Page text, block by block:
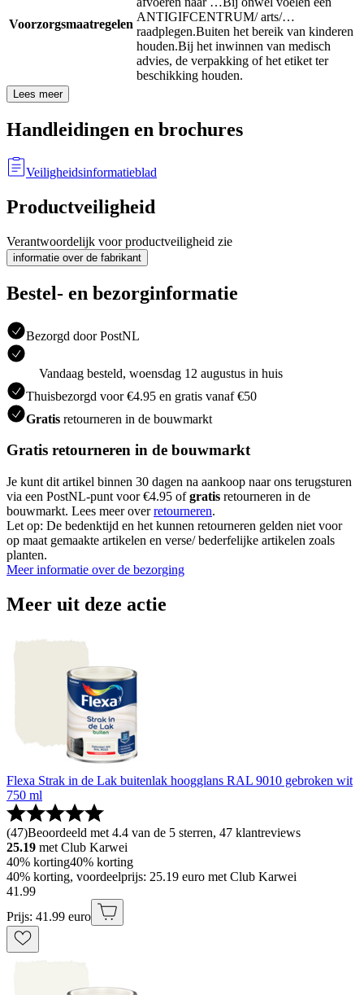
Voorzorgsmaatregelen
ANTIGIFCENTRUM/ arts/…
raadplegen.Buiten het bereik van kinderen
houden.Bij het inwinnen van medisch
advies, de verpakking of het etiket ter
beschikking houden.
Lees meer
Handleidingen en brochures
Veiligheidsinformatieblad
Productveiligheid
Verantwoordelijk voor productveiligheid zie
informatie over de fabrikant
Bestel- en bezorginformatie
Bezorgd door PostNL
Vandaag besteld, woensdag 12 augustus in huis
Thuisbezorgd voor €4.95 en gratis vanaf €50
Gratis retourneren in de bouwmarkt
Gratis retourneren in de bouwmarkt
Je kunt dit artikel binnen 30 dagen na aankoop naar ons terugsturen
via een PostNL-punt voor €4.95 ofgratis retourneren in de
bouwmarkt. Lees meer overretourneren.
Let op: De bedenktijd en het kunnen retourneren gelden niet voor
op maat gemaakte artikelen en verse/ bederfelijke artikelen zoals
planten.
Meer informatie over de bezorging
Meer uit deze actie
Flexa Strak in de Lak buitenlak hoogglans RAL 9010 gebroken wit
750 ml
(47)Beoordeeld met 4.4 van de 5 sterren, 47 klantreviews
25.19 met Club Karwei
40% korting40% korting
40% korting, voordeelprijs: 25.19 euro met Club Karwei
41 .99
Prijs: 41.99 euro